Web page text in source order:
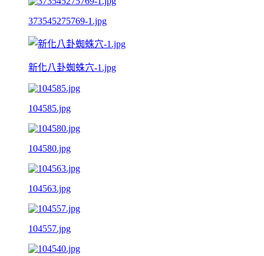
373545275769-1.jpg
新化八卦蜘蛛穴-1.jpg
104585.jpg
104580.jpg
104563.jpg
104557.jpg